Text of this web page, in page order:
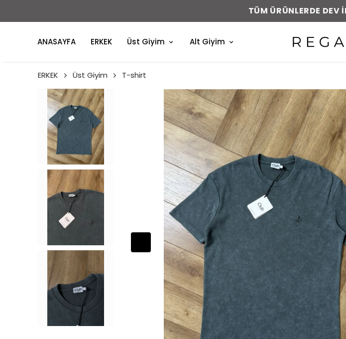
TÜM ÜRÜNLERDE DEV
ANASAYFA ERKEK Üst Giyim Alt Giyim
ERKEK Üst Giyim T-shirt